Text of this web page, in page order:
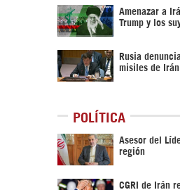
Amenazar a
Trump y los
Rusia
misiles de Irán
POLÍTICA
Asesor del
región
CGRI de Irán